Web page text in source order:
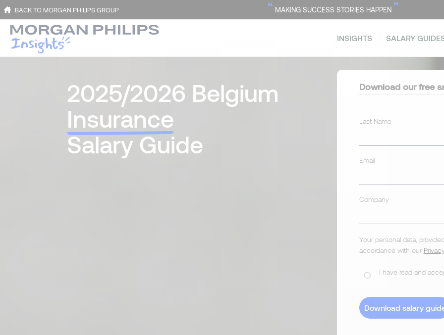
BACK TO MORGAN PHILIPS GROUP “ MAKING SUCCESS STORIES HAPPEN ”
INSIGHTS SALARY
2025/2026 Belgium
Insurance
Salary Guide
Download our free
Last Name
Email
Company
Your personal data,
accordance with our
I have read and